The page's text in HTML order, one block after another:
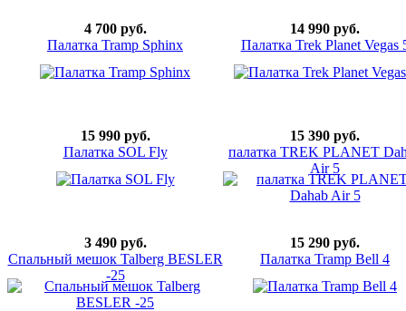
4 700 руб.
14 990 руб.
Палатка Tramp Sphinx
15 990 руб.
Палатка Trek Planet Vegas
15 390 руб.
Палатка SOL Fly
3 490 руб.
палатка TREK PLANET
Air 5
15 290 руб.
Спальный мешок Talberg BESLER
-25
Палатка Tramp Bell 4